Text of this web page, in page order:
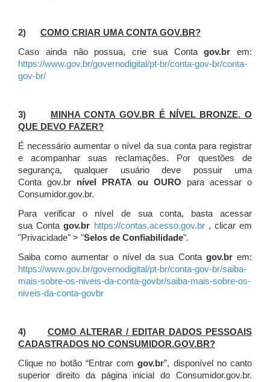
2) COMO CRIAR UMA CONTA GOV.BR?
Caso ainda não possua, crie sua Contagov.br em:
https://www.gov.br/governodigital/pt-br/conta-gov-br/conta-
gov-br/
3)
MINHA CONTA GOV.BR É NÍVEL BRONZE. O
QUE DEVO FAZER?
É necessário aumentar o nível da sua conta para registrar
e acompanhar suas reclamações. Por questões de
segurança, qualquer usuário deve possuir uma
Conta gov.br nível PRATA ou OURO para acessar o
Consumidor.gov.br.
Para verificar o nível de sua conta, basta acessar
sua Contagov.br https://contas.acesso.gov.br, clicar em
"Privacidade" > "Selos de Confiabilidade".
Saiba como aumentar o nível da sua Conta gov.brem:
https://www.gov.br/governodigital/pt-br/conta-gov-br/saiba-
mais-sobre-os-niveis-da-conta-govbr/saiba-mais-sobre-os-
niveis-da-conta-govbr
4) COMO ALTERAR / EDITAR DADOS PESSOAIS
CADASTRADOS NO CONSUMIDOR.GOV.BR?
Clique no botão “Entrar comgov.br”, disponível no canto
superior direito da página inicial do Consumidor.gov.br.